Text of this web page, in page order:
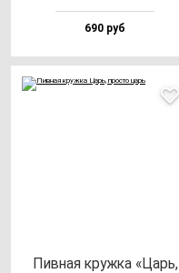
690 руб
Пив­ная круж­ка «Царь,